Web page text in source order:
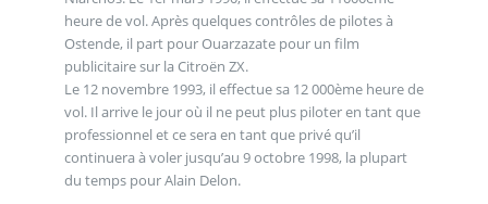
heure de vol. Après quelques contrôles de pilotes à
Ostende, il part pour Ouarzazate pour un film
publicitaire sur la Citroën ZX.
Le 12 novembre 1993, il effectue sa 12 000ème heure de
vol. Il arrive le jour où il ne peut plus piloter en tant que
professionnel et ce sera en tant que privé qu’il
continuera à voler jusqu’au 9 octobre 1998, la plupart
du temps pour Alain Delon.